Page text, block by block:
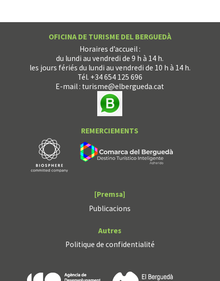
OFICINA DE TURISME DEL BERGUEDÀ
Horaires d’accueil :
du lundi au vendredi de 9 h à 14 h.
les jours fériés du lundi au vendredi de 10 h à 14 h.
Tél. +34 654 125 696
E-mail : turisme@elbergueda.cat
REMERCIEMENTS
[Premsa]
Publicacions
Autres
Politique de confidentialité